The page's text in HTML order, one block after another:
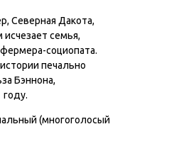
Северная Дакота,
семья,
социопата.
печально
Бэннона,
(многоголосый